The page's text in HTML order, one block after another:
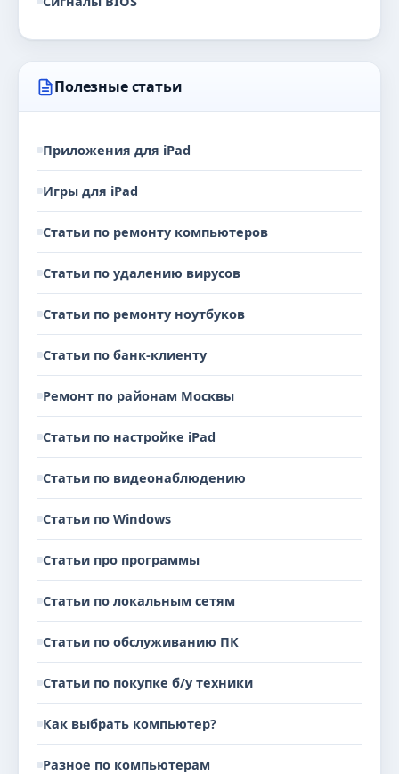
Полезные статьи
Приложения для iPad
Игры для iPad
Статьи по ремонту компьютеров
Статьи по удалению вирусов
Статьи по ремонту ноутбуков
Статьи по банк-клиенту
Ремонт по районам Москвы
Статьи по настройке iPad
Статьи по видеонаблюдению
Статьи по Windows
Статьи про программы
Статьи по локальным сетям
Статьи по обслуживанию ПК
Статьи по покупке б/у техники
Как выбрать компьютер?
Разное по компьютерам